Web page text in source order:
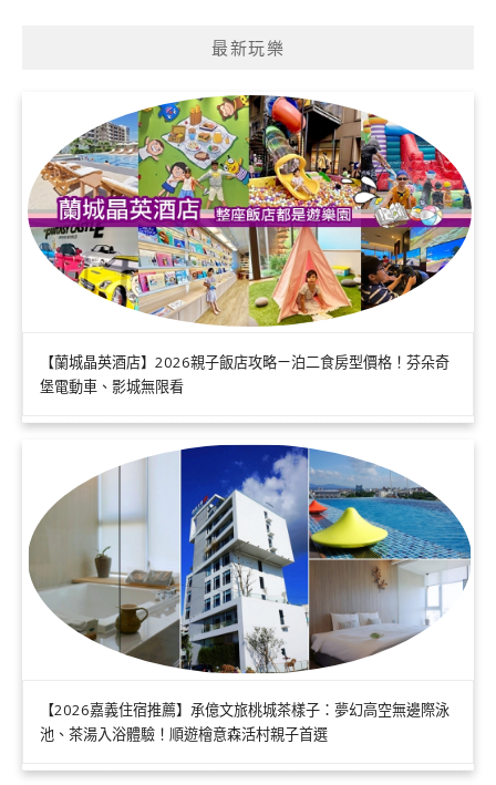
最新玩樂
【蘭城晶英酒店】2026親子飯店攻略ㄧ泊二食房型價格！芬朵奇
堡電動車、影城無限看
【2026嘉義住宿推薦】承億文旅桃城茶樣子：夢幻高空無邊際泳
池、茶湯入浴體驗！順遊檜意森活村親子首選